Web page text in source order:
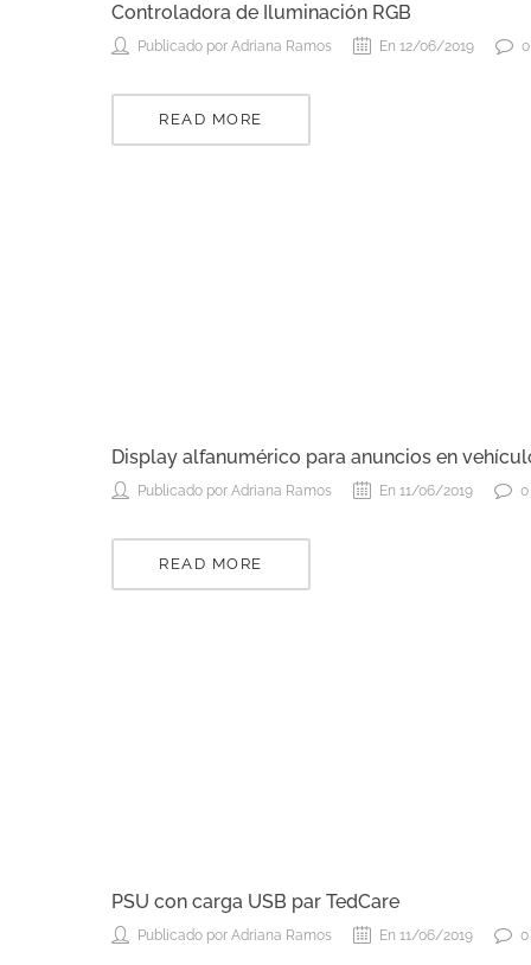
Controladora de Iluminación RGB
Publicado por Adriana Ramos En 12/06/2019
READ MORE
Display alfanumérico para anuncios en
Publicado por Adriana Ramos En 11/06/2019 0
READ MORE
PSU con carga USB par TedCare
Publicado por Adriana Ramos En 11/06/2019 0